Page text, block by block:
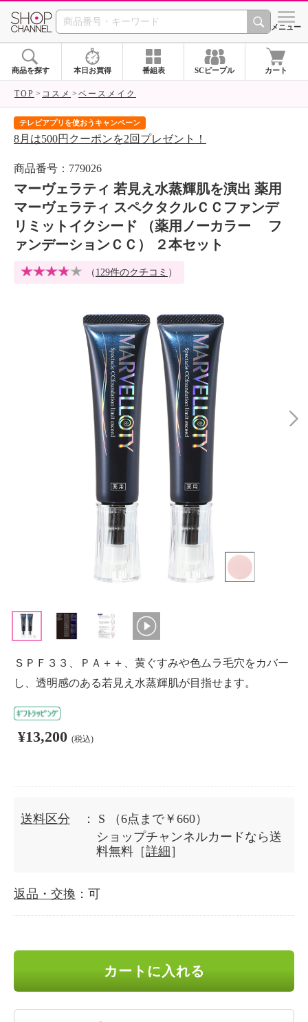
SHOP CHANNEL シメニュー
商品を探す 本日お買得 番組表 SCピープル カート
TOP コスメ ベースメイク
テレビアプリを使おうキャンペーン
8月は500円クーポンを2回プレゼント！
商品番号：779026
マーヴェラティ 若見え水蒸輝肌を演出 薬用
マーヴェラティ スペクタクルＣＣファンデ
リミットイクシード （薬用ノーカラー フ
ァンデーションＣＣ） ２本セット
（ 129件のクチコミ ）
ＳＰＦ３３、ＰＡ＋＋、黄ぐすみや色ムラ毛穴をカバー
し、透明感のある若見え水蒸輝肌が目指せます。
¥13,200 (税込)
送料区分 ： S
（6点まで￥660）
ショップチャンネルカードなら送
料無料［詳細 ］
返品・交換 ：可
カートに入れる